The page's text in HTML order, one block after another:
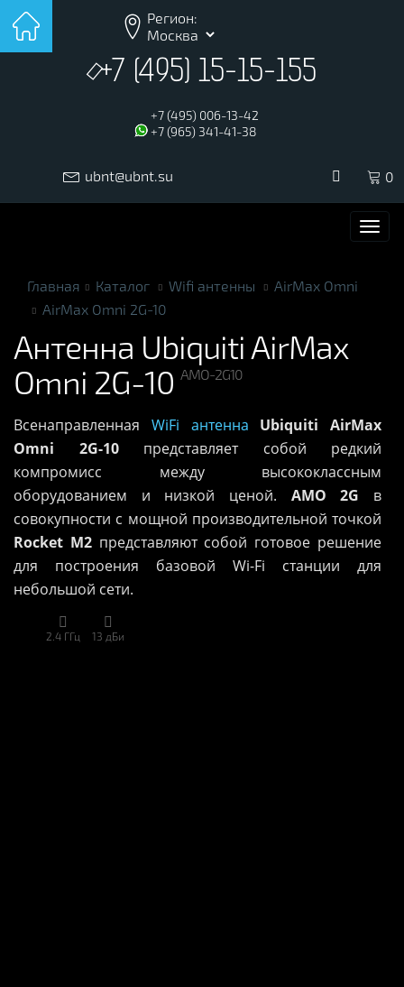
Регион:
+7 (495) 15-15-155
+7 (495) 006-13-42
+7 (965) 341-41-38
ubnt@ubnt.su 0
Главная Каталог Wifi антенны
AirMax Omni
AirMax Omni 2G-10
Антенна Ubiquiti AirMax
Omni 2G-10 AMO-2G10
Всенаправленная WiFi антенна
Ubiquiti AirMax
Omni 2G-10представляет собой редкий
компромисс между высококлассным
оборудованием и низкой ценой. AMO 2G в
совокупности с мощной производительной точкой
Rocket M2представляют собой готовое решение
для построения базовой Wi-Fi станции для
небольшой сети.

2.4 ГГц

13 дБи